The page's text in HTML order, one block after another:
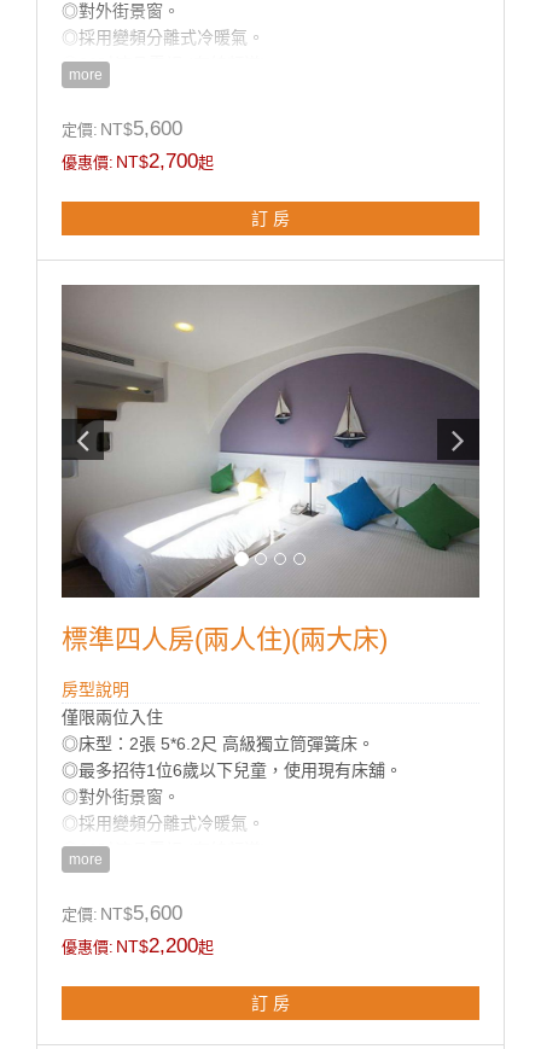
◎對外街景窗。
◎採用變頻分離式冷暖氣。
◎32吋液晶電視 (有線頻道)。
◎免費Wi-Fi上網。
◎乾濕分離獨立衛浴。
◎寬廣平面停車場。
◎房內提供：小冰箱 / 盥洗用品 / 吹風機 / 電熱水瓶 / 茶
包 / 咖啡包 / 礦泉水 / 舒適乾淨羽毛被品。
more
定價: NT$5,600
優惠價: NT$2,700起
訂 房
標準四人房(兩人住)(兩大床)
房型說明
僅限兩位入住
◎床型：2張 5*6.2尺 高級獨立筒彈簧床。
◎最多招待1位6歲以下兒童，使用現有床舖。
◎對外街景窗。
◎採用變頻分離式冷暖氣。
◎32吋液晶電視 (有線頻道)。
◎免費Wi-Fi上網。
◎乾濕分離獨立衛浴。
◎房內提供：小冰箱 / 盥洗用品 / 吹風機 / 電熱水瓶 / 茶
包 / 咖啡包 / 礦泉水 / 舒適乾淨羽毛被品。
more
定價: NT$5,600
優惠價: NT$2,200起
訂 房